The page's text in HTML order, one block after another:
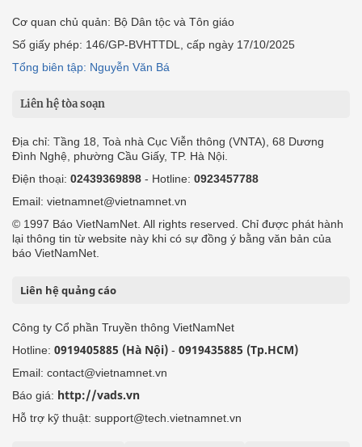
Cơ quan chủ quản: Bộ Dân tộc và Tôn giáo
Số giấy phép: 146/GP-BVHTTDL, cấp ngày 17/10/2025
Tổng biên tập: Nguyễn Văn Bá
Liên hệ tòa soạn
Địa chỉ: Tầng 18, Toà nhà Cục Viễn thông (VNTA), 68 Dương
Đình Nghệ, phường Cầu Giấy, TP. Hà Nội.
Điện thoại: 02439369898 - Hotline: 0923457788
Email: vietnamnet@vietnamnet.vn
© 1997 Báo VietNamNet. All rights reserved. Chỉ được phát hành
lại thông tin từ website này khi có sự đồng ý bằng văn bản của
báo VietNamNet.
Liên hệ quảng cáo
Công ty Cổ phần Truyền thông VietNamNet
Hotline: 0919405885 (Hà Nội) - 0919435885 (Tp.HCM)
Email: contact@vietnamnet.vn
Báo giá: http://vads.vn
Hỗ trợ kỹ thuật: support@tech.vietnamnet.vn